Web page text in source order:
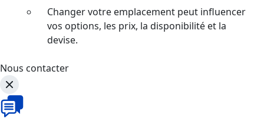
Changer votre emplacement peut influencer
vos options, les prix, la disponibilité et la
devise.
Nous contacter